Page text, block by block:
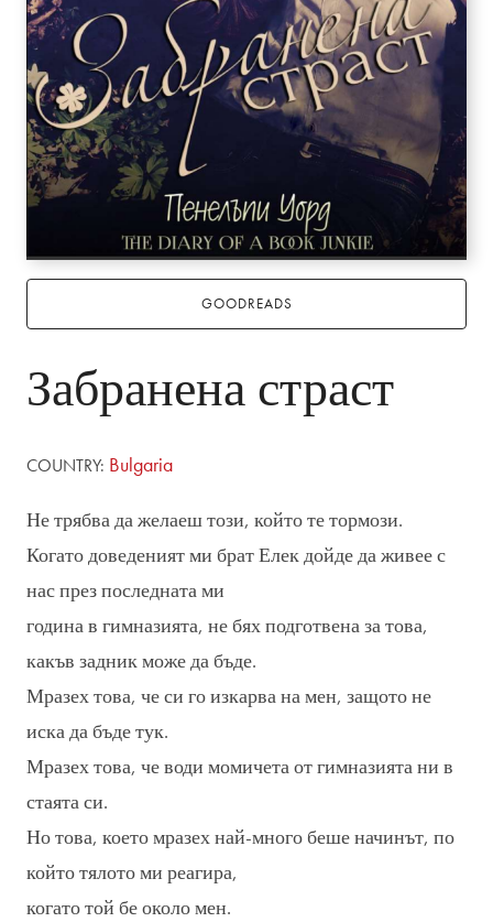
GOODREADS
Забранена страст
COUNTRY: Bulgaria
Не трябва да желаеш този, който те тормози.
Когато доведеният ми брат Елек дойде да живее с
нас през последната ми
година в гимназията, не бях подготвена за това,
какъв задник може да бъде.
Мразех това, че си го изкарва на мен, защото не
иска да бъде тук.
Мразех това, че води момичета от гимназията ни в
стаята си.
Но това, което мразех най-много беше начинът, по
който тялото ми реагира,
когато той бе около мен.